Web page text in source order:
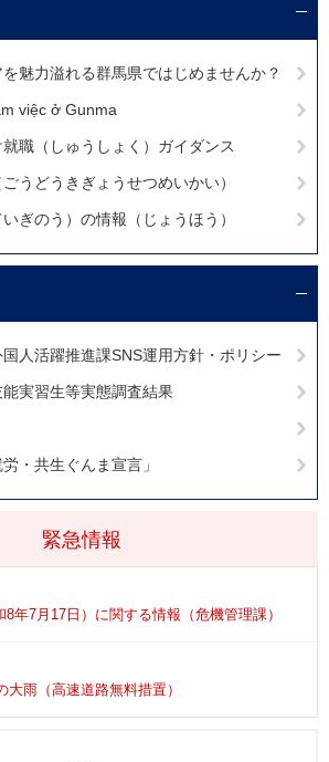
緊急情報
年7月17日）に関する情報（危機管理課）
雨（高速道路無料措置）
魅力溢れる群馬県ではじめませんか？
việc ở Gunma
職（しゅうしょく）ガイダンス
うどうきぎょうせつめいかい）
ぎのう）の情報（じょうほう）
人活躍推進課SNS運用方針・ポリシー
実習生等実態調査結果
・共生ぐんま宣言」